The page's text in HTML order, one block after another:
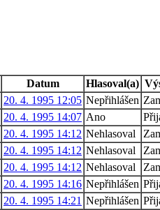
Datum Hlasoval(a)
20. 4. 1995 12:05 Nepřihlášen
20. 4. 1995 14:07 Ano
20. 4. 1995 14:12 Nehlasoval
20. 4. 1995 14:12 Nehlasoval
20. 4. 1995 14:12 Nehlasoval
20. 4. 1995 14:16 Nepřihlášen
20. 4. 1995 14:21 Nepřihlášen